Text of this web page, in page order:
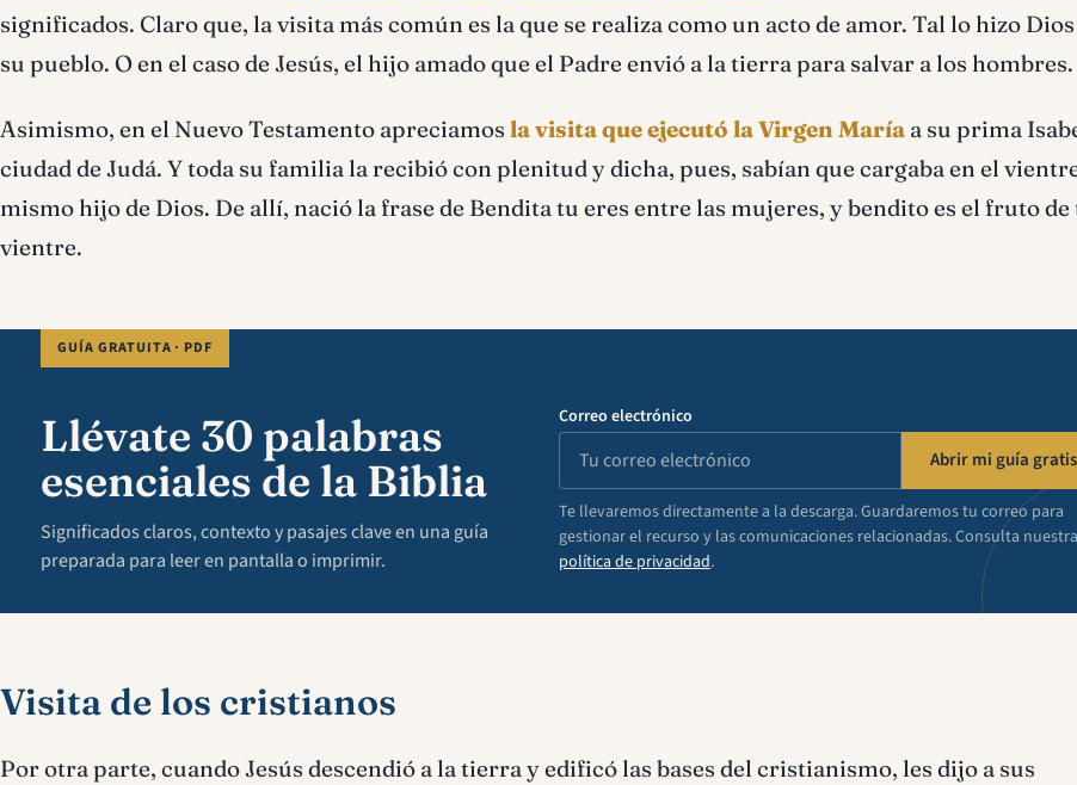
significados. Claro que, la visita más común es la que se realiza como un acto de amor. Tal lo hizo
su pueblo. O en el caso de Jesús, el hijo amado que el Padre envió a la tierra para salvar a los hombres.
Asimismo, en el Nuevo Testamento apreciamos la visita que ejecutó la Virgen María a su prima
ciudad de Judá. Y toda su familia la recibió con plenitud y dicha, pues, sabían que cargaba en el
mismo hijo de Dios. De allí, nació la frase de Bendita tu eres entre las mujeres, y bendito es el fruto de
vientre.
GUÍA GRATUITA · PDF
Llévate 30 palabras
esenciales de la Biblia
Significados claros, contexto y pasajes clave en una guía
preparada para leer en pantalla o imprimir.
Correo electrónico
Abrir mi guía gratis
Te llevaremos directamente a la descarga. Guardaremos tu correo para
gestionar el recurso y las comunicaciones relacionadas. Consulta nuestra
política de privacidad.
Visita de los cristianos
Por otra parte, cuando Jesús descendió a la tierra y edificó las bases del cristianismo, les dijo a sus